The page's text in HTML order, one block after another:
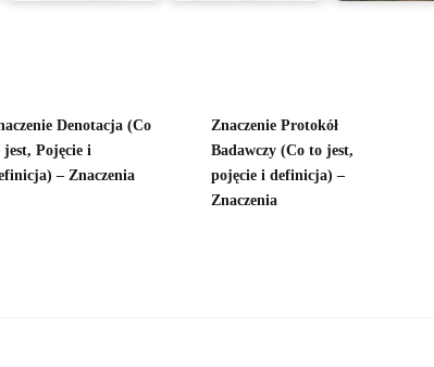
Denotacja (Co
jest, Pojęcie i
– Znaczenia
Znaczenie Protokół
Badawczy (Co to jest,
pojęcie i definicja) –
Znaczenia